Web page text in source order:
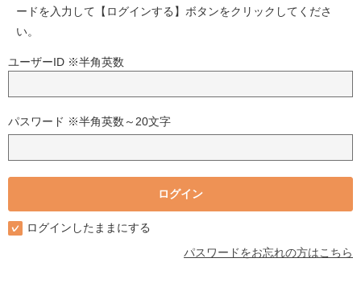
ードを入力して【ログインする】ボタンをクリックしてくださ
い。
ユーザーID ※半角英数
パスワード ※半角英数～20文字
ログインしたままにする
パスワードをお忘れの方はこちら